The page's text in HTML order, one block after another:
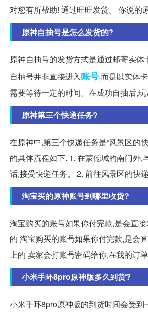
对您有所帮助! 通过旺旺发货。 你说的原
原神自抽号是怎么发货的?
原神自抽号的发货方式是通过邮寄实体
自抽号并非直接进入账号,而是以实体
需要等待一定的时间。在成功自抽后,玩
原神第三个快递任务?
在原神中,第三个快递任务是“风景区的
的具体流程如下: 1. 在蒙德城的南门外,
话,接受快递任务。 2. 前往风景区的快递
淘宝买的原神账号到哪里收货?
淘宝购买的账号如果你付完款,是会直
的 淘宝购买的账号如果你付完款,是会
上的 卖家会打账号密码给你,在我的订单
小米手环8pro原神版多久到货?
小米手环8pro原神版的到货时间会受到